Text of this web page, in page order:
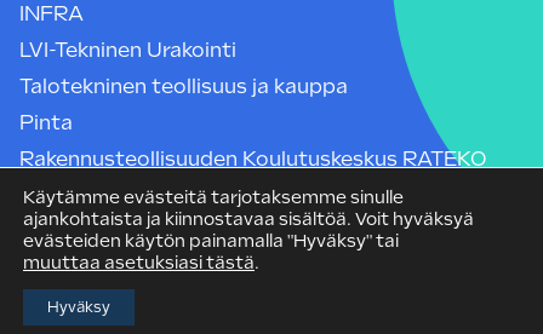
INFRA
LVI-Tekninen Urakointi
Talotekninen teollisuus ja kauppa
Pinta
Rakennusteollisuuden Koulutuskeskus RATEKO
Suomen Rakennusmedia Oy
Rakennuspooli
Käytämme evästeitä tarjotaksemme sinulle
ajankohtaista ja kiinnostavaa sisältöä. Voit hyväksyä
evästeiden käytön painamalla "Hyväksy" tai
muuttaa asetuksiasi tästä.
Hyväksy